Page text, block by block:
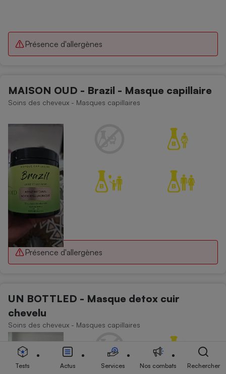
Présence d'allergènes
MAISON OUD - Brazil - Masque capillaire
Soins des cheveux - Masques capillaires
Présence d'allergènes
UN BOTTLED - Masque detox cuir
chevelu
Soins des cheveux - Masques capillaires
Tests Actus Services Nos combats Rechercher